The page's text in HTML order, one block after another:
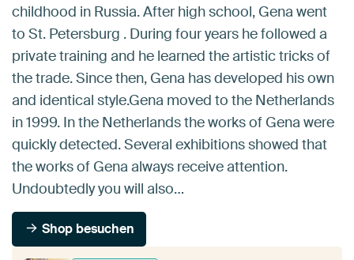
childhood in Russia. After high school, Gena went
to St. Petersburg . During four years he followed a
private training and he learned the artistic tricks of
the trade. Since then, Gena has developed his own
and identical style.Gena moved to the Netherlands
in 1999. In the Netherlands the works of Gena were
quickly detected. Several exhibitions showed that
the works of Gena always receive attention.
Undoubtedly you will also…
Shop besuchen